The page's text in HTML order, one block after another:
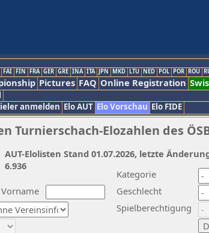
FAI FIN FRA GER GRE INA ITA JPN MKD LTU NED POL POR ROU
Pictures FAQ Online Registration
anmelden Elo AUT Elo Vorschau Elo FIDE
Turnierschach-Elozahlen des
Vorname
Kategorie
Geschlecht
Spielberechtigung
AUT-Elolisten Stand 01.07.2026, letzte
6.936